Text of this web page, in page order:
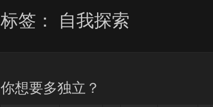
标签： 自我探索
你想要多独立？